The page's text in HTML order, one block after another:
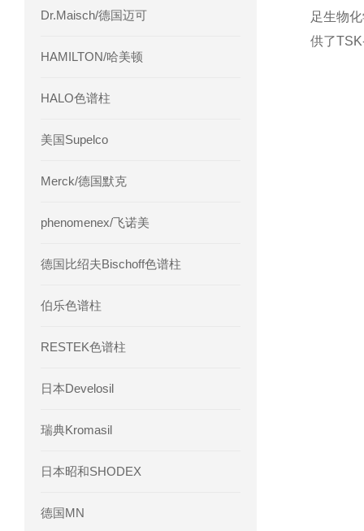
Dr.Maisch/德国迈可
HAMILTON/哈美顿
HALO色谱柱
美国Supelco
Merck/德国默克
phenomenex/飞诺美
德国比绍夫Bischoff色谱柱
伯乐色谱柱
RESTEK色谱柱
日本Develosil
瑞典Kromasil
日本昭和SHODEX
德国MN
足生物
供了